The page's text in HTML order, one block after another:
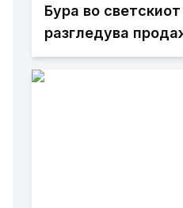
Бура во
разгледува
Мундијалот?